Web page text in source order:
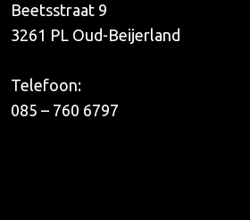
Beetsstraat 9
3261 PL Oud-Beijerland
Telefoon:
085 – 760 6797